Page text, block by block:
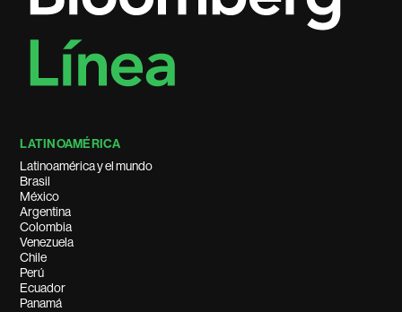
LATINOAMÉRICA
Latinoamérica y el mundo
Brasil
México
Argentina
Colombia
Venezuela
Chile
Perú
Ecuador
Panamá